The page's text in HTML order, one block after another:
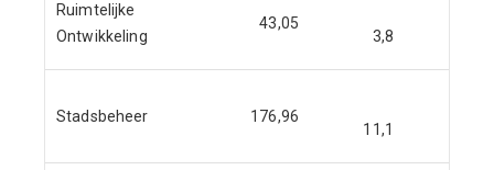
Ruimtelijke
Ontwikkeling
43,05
3,8
Stadsbeheer 176,96
11,1